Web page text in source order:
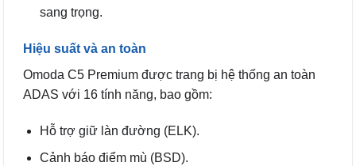
sang trọng.
Hiệu suất và an toàn
Omoda C5 Premium được trang bị hệ thống an toàn
ADAS với 16 tính năng, bao gồm:
Hỗ trợ giữ làn đường (ELK).
Cảnh báo điểm mù (BSD).